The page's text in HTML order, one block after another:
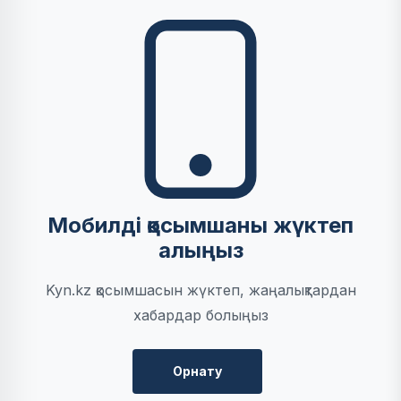
Мобилді қосымшаны жүктеп
алыңыз
Kyn.kz қосымшасын жүктеп, жаңалықтардан
хабардар болыңыз
Орнату